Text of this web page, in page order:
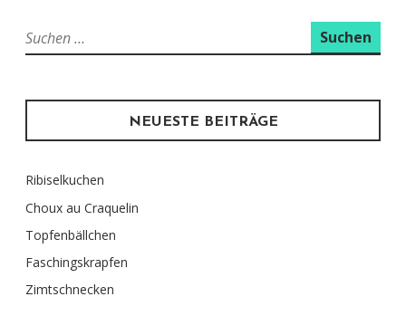
Suchen
nach:
NEUESTE BEITRÄGE
Ribiselkuchen
Choux au Craquelin
Topfenbällchen
Faschingskrapfen
Zimtschnecken